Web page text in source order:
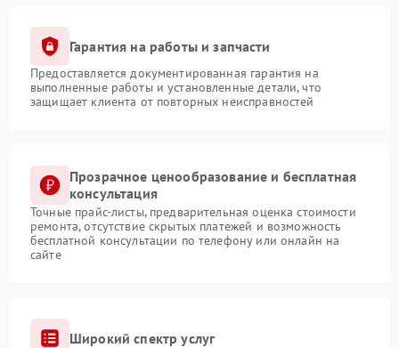
Гарантия на работы и запчасти
Предоставляется документированная гарантия на
выполненные работы и установленные детали, что
защищает клиента от повторных неисправностей
Прозрачное ценообразование и бесплатная
консультация
Точные прайс-листы, предварительная оценка стоимости
ремонта, отсутствие скрытых платежей и возможность
бесплатной консультации по телефону или онлайн на
сайте
Широкий спектр услуг